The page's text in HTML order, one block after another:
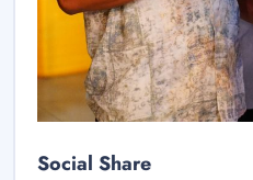
Social Share